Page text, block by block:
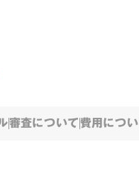
審査について費用につ